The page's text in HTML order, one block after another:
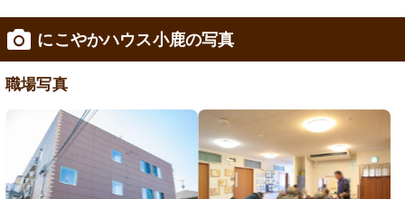
にこやかハウス小鹿の写真
職場写真